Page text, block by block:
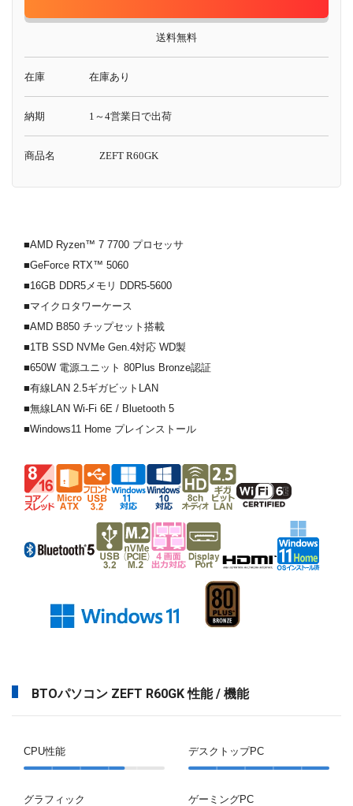
送料無料
在庫 在庫あり
納期 1～4営業日で出荷
商品名 ZEFT R60GK
■AMD Ryzen™ 7 7700 プロセッサ
■GeForce RTX™ 5060
■16GB DDR5メモリ DDR5-5600
■マイクロタワーケース
■AMD B850 チップセット搭載
■1TB SSD NVMe Gen.4対応 WD製
■650W 電源ユニット 80Plus Bronze認証
■有線LAN 2.5ギガビットLAN
■無線LAN Wi-Fi 6E / Bluetooth 5
■Windows11 Home プレインストール
BTOパソコン ZEFT R60GK 性能 / 機能
CPU性能
グラフィック
デスクトップPC
ゲーミングPC